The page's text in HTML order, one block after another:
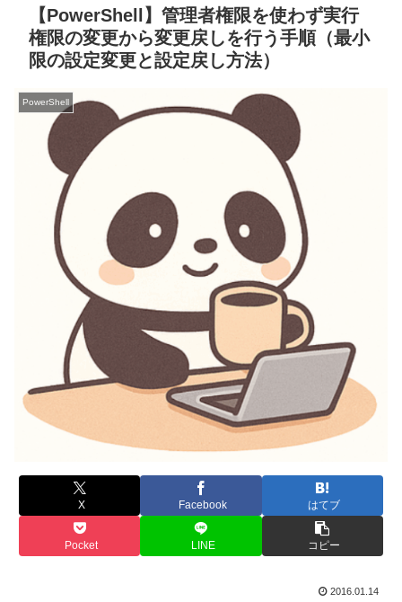
【PowerShell】管理者権限を使わず実行
権限の変更から変更戻しを行う手順（最小
限の設定変更と設定戻し方法）
PowerShell
X Facebook はてブ
Pocket LINE コピー
2016.01.14